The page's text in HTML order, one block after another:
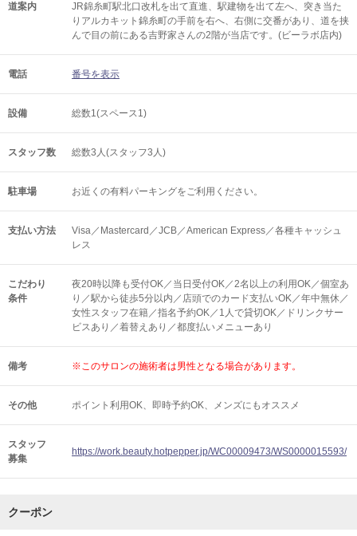
道案内
JR錦糸町駅北口改札を出て直進、駅建物を出て左へ、突き当た
りアルカキット錦糸町の手前を右へ、右側に交番があり、道を挟
んで目の前にある吉野家さんの2階が当店です。(ビーラボ店内)
電話 番号を表示
設備 総数1(スペース1)
スタッフ数 総数3人(スタッフ3人)
駐車場 お近くの有料パーキングをご利用ください。
支払い方法
Visa／Mastercard／JCB／American Express／各種キャッシュ
レス
こだわり
条件
夜20時以降も受付OK／当日受付OK／2名以上の利用OK／個室あ
り／駅から徒歩5分以内／店頭でのカード支払いOK／年中無休／
女性スタッフ在籍／指名予約OK／1人で貸切OK／ドリンクサー
ビスあり／着替えあり／都度払いメニューあり
備考 ※このサロンの施術者は男性となる場合があります。
その他 ポイント利用OK 即時予約OK メンズにもオススメ
スタッフ
募集
https://work.beauty.hotpepper.jp/WC00009473/WS0000015593/
クーポン